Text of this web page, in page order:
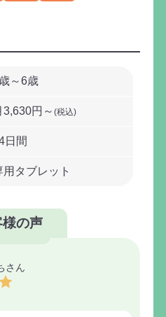
～6歳
3,630円～(税込)
日間
用タブレット
様の声
さん